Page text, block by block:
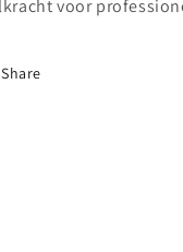
voor
Share